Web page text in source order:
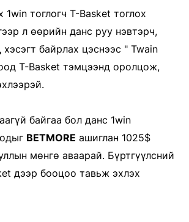
1win тоглогч T-Basket тоглох
л өөрийн данс руу нэвтэрч,
байрлах цэснээс " Twain
T-Basket тэмцээнд оролцож,
байгаа бол данс 1win
BETMORE ашиглан 1025$
мөнгө аваарай. Бүртгүүлсний
дээр бооцоо тавьж эхлэх